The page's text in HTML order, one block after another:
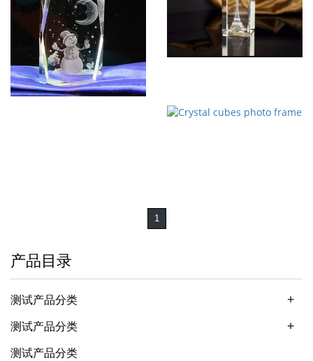
1
产品目录
测试产品分类 +
测试产品分类 +
测试产品分类